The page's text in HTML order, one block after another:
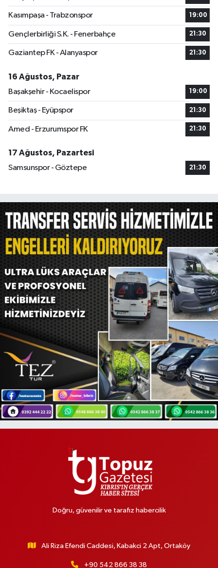
Kasımpaşa - Trabzonspor 19:00
Gençlerbirliği S.K. - Fenerbahçe 21:30
Gaziantep FK - Alanyaspor 21:30
16 Ağustos, Pazar
Başakşehir - Kocaelispor
19:00
Beşiktaş - Eyüpspor 21:30
Amed - Erzurumspor FK 21:30
17 Ağustos, Pazartesi
Samsunspor - Göztepe
21:30
Doğru, güvenilir ve tarafız habercilik
Ali Riza Efendi Caddesi, Kabakci 2 Apt, Ortaköy
+90 542 866 38 38